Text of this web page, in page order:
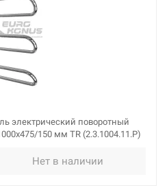
электрический поворотный
150 мм TR (2.3.1004.11.P)
Нет в наличии